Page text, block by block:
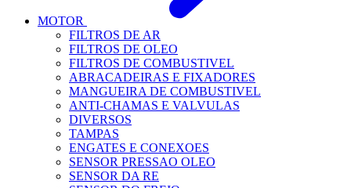
MOTOR
FILTROS DE AR
FILTROS DE OLEO
FILTROS DE COMBUSTIVEL
ABRACADEIRAS E FIXADORES
MANGUEIRA DE COMBUSTIVEL
ANTI-CHAMAS E VALVULAS
DIVERSOS
TAMPAS
ENGATES E CONEXOES
SENSOR PRESSAO OLEO
SENSOR DA RE